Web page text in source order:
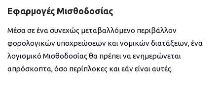
Εφαρμογές Μισθοδοσίας
Μέσα σε ένα συνεχώς μεταβαλλόμενο περιβάλλον
φορολογικών υποχρεώσεων και νομικών διατάξεων, ένα
λογισμικό Μισθοδοσίας θα πρέπει να ενημερώνεται
απρόσκοπτα, όσο περίπλοκες και εάν είναι αυτές.